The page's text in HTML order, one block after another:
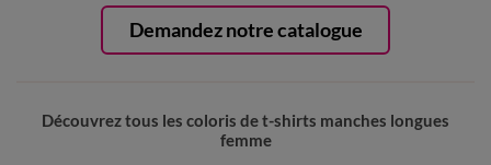
Demandez notre catalogue
Découvrez tous les coloris de t-shirts manches longues
femme